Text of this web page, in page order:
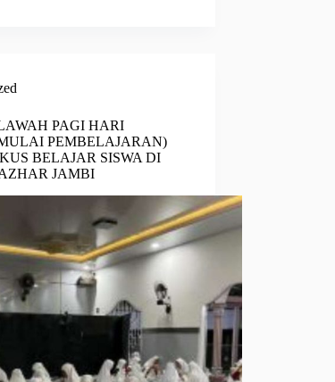
PAGI HARI
PEMBELAJARAN)
BELAJAR SISWA DI
JAMBI